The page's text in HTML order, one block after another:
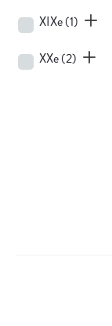
XIXe(1)
XXe(2)